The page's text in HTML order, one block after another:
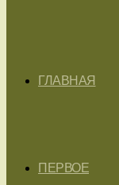
ГЛАВНАЯ
ПЕРВОЕ